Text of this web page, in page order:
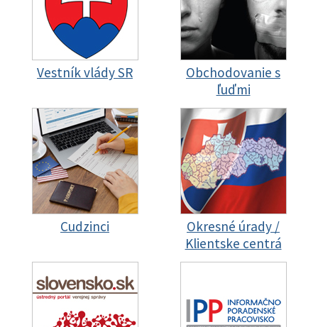
Vestník vlády SR
Obchodovanie s
ľuďmi
Cudzinci
Okresné úrady /
Klientske centrá